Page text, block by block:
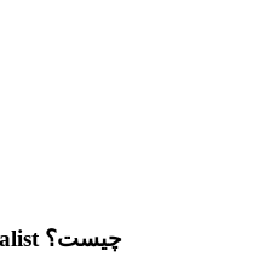
Specialist چیست؟